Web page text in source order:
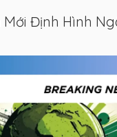
Mới Định Hình